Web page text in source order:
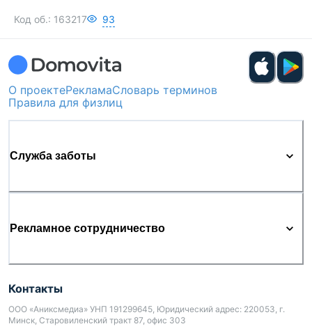
Код об.: 163217 93
О проектеРекламаСловарь терминов
Правила для физлиц
Служба заботы
Рекламное сотрудничество
Контакты
ООО «Аниксмедиа» УНП 191299645, Юридический адрес: 220053, г.
Минск, Старовиленский тракт 87, офис 303